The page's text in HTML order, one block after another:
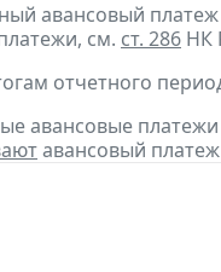
авансовый платеж
см. ст. 286 НК
отчетного
авансовые
авансовый платеж